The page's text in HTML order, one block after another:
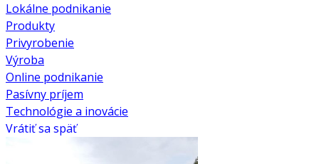
Lokálne podnikanie
Produkty
Privyrobenie
Výroba
Online podnikanie
Pasívny príjem
Technológie a inovácie
Vrátiť sa späť